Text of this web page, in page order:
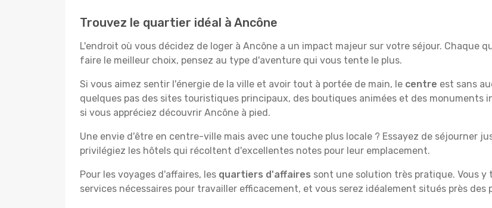
Trouvez le quartier idéal à Ancône
L'endroit où vous décidez de loger à Ancône a un impact majeur sur votre séjour. Chaque
faire le meilleur choix, pensez au type d'aventure qui vous tente le plus.
Si vous aimez sentir l'énergie de la ville et avoir tout à portée de main, le centre est sans
quelques pas des sites touristiques principaux, des boutiques animées et des monuments
si vous appréciez découvrir Ancône à pied.
Une envie d'être en centre-ville mais avec une touche plus locale ? Essayez de séjourner
privilégiez les hôtels qui récoltent d'excellentes notes pour leur emplacement.
Pour les voyages d'affaires, les quartiers d'affaires sont une solution très pratique. Vous
services nécessaires pour travailler efficacement, et vous serez idéalement situés près des